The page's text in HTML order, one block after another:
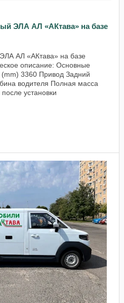
ЭЛА АЛ «АКтава» на базе
АЛ «АКтава» на базе
описание: Основные
3360 Привод Задний
водителя Полная масса
установки